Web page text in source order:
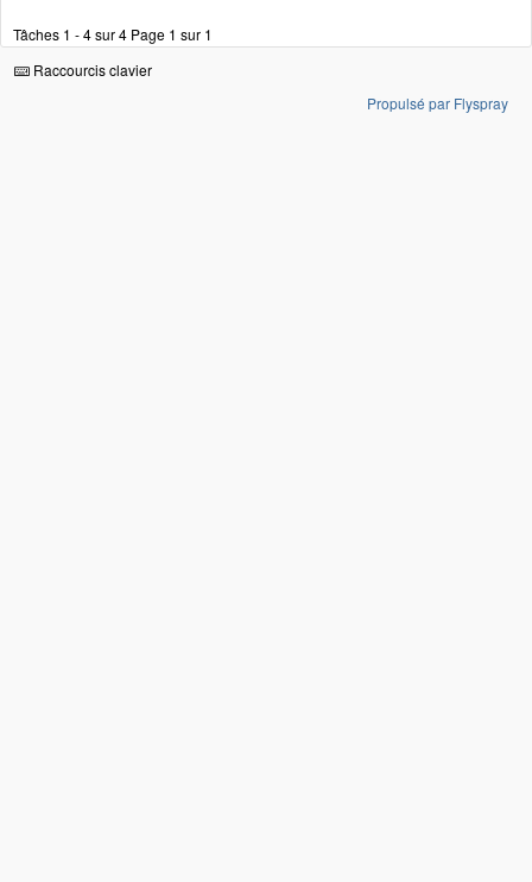
Tâches 1 - 4 sur 4 Page 1 sur 1
Raccourcis clavier
Propulsé par Flyspray